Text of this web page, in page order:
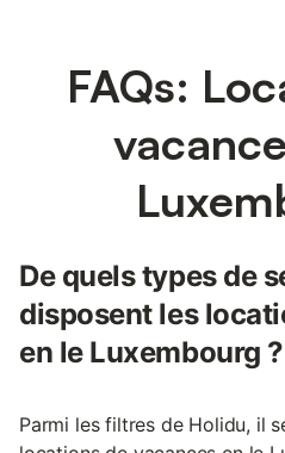
FAQs:
De quels types de
disposent les
en le Luxembourg ?
Parmi les filtres de Holidu, il